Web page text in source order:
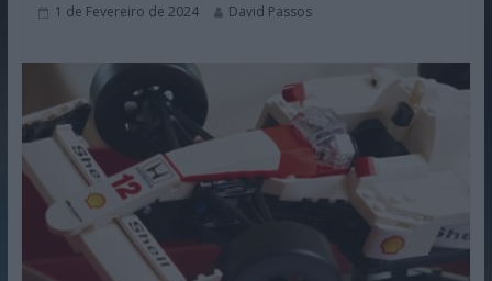
1 de Fevereiro de 2024 David Passos